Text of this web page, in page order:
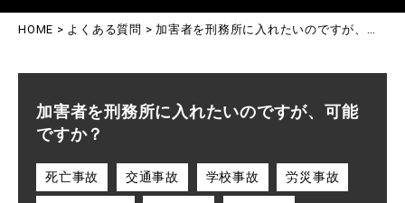
HOME > よくある質問 > 加害者を刑務所に入れたいのですが、可能ですか？
加害者を刑務所に入れたいのですが、可能
ですか？
死亡事故 交通事故 学校事故 労災事故